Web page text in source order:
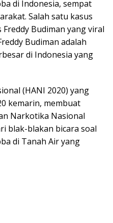
di Indonesia, sempat
Salah satu kasus
Budiman yang viral
Budiman adalah
di Indonesia yang
(HANI 2020) yang
kemarin, membuat
Narkotika Nasional
blak-blakan bicara soal
di Tanah Air yang